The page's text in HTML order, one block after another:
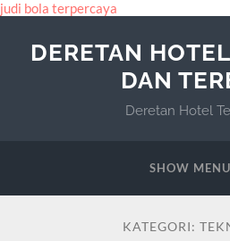
judi bola terpercaya
DERETAN
DAN
Deretan Hotel
SHOW MENU
KATEGORI: